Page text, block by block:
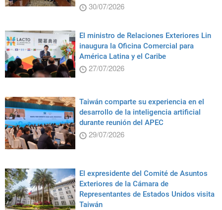
30/07/2026
El ministro de Relaciones Exteriores Lin
inaugura la Oficina Comercial para
América Latina y el Caribe
27/07/2026
Taiwán comparte su experiencia en el
desarrollo de la inteligencia artificial
durante reunión del APEC
29/07/2026
El expresidente del Comité de Asuntos
Exteriores de la Cámara de
Representantes de Estados Unidos visita
Taiwán